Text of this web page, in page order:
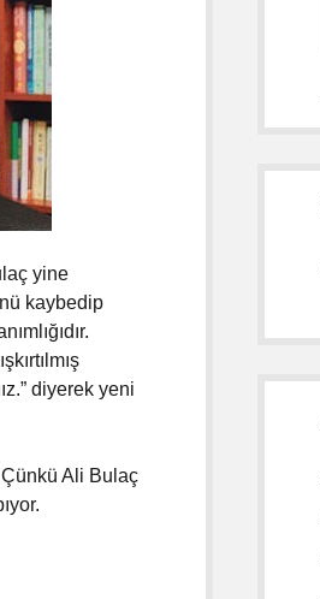
yine
kaybedip
diyerek yeni
Çünkü Ali Bulaç